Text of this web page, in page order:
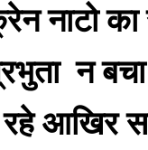
नाटो
न
आखिर